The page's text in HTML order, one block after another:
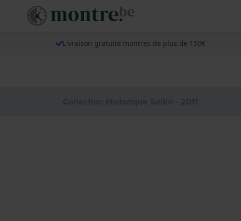
Livraison gratuite montres de plus de 150€